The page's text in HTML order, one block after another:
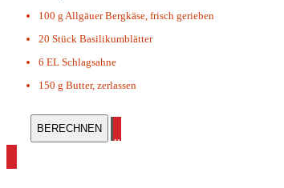
100 g Allgäuer Bergkäse, frisch gerieben
20 Stück Basilikumblätter
6 EL Schlagsahne
150 g Butter, zerlassen
alle Pasta Rezepte ansehen